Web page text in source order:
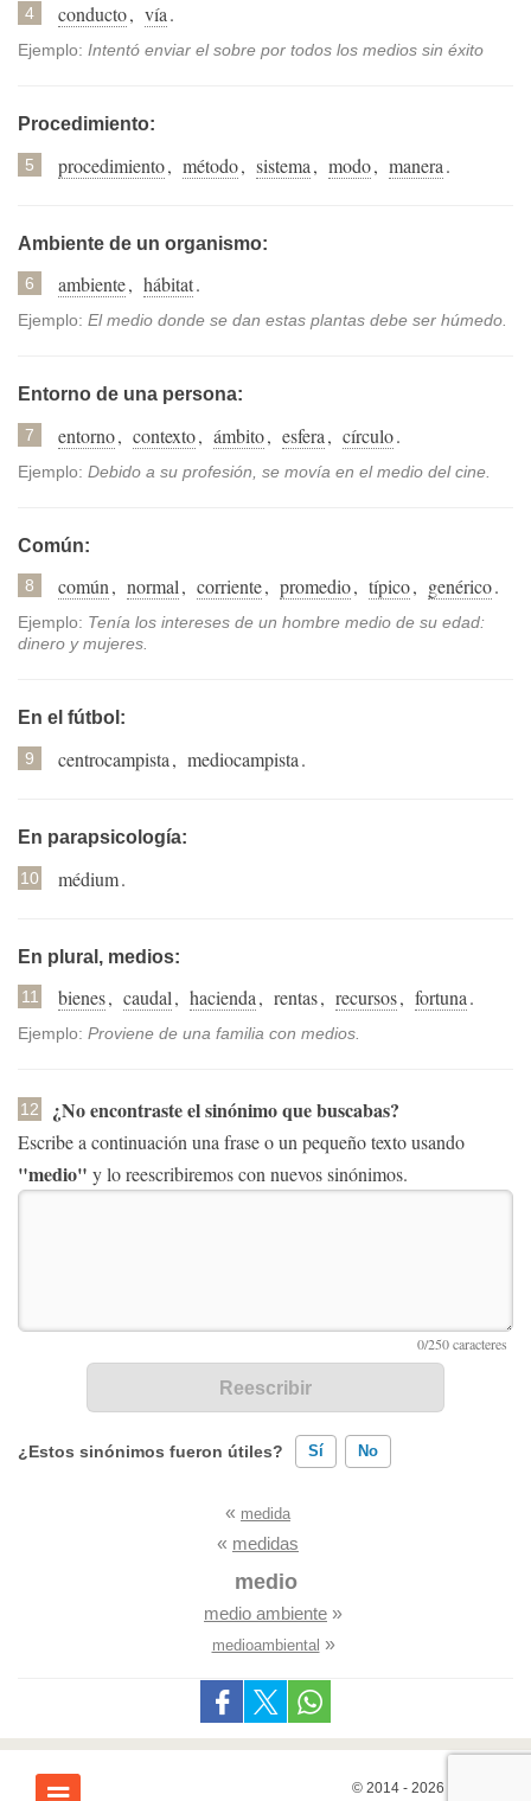
4 conducto, vía.
Ejemplo: Intentó enviar el sobre por todos los medios sin éxito
Procedimiento:
5 procedimiento, método, sistema, modo, manera.
Ambiente de un organismo:
6 ambiente, hábitat.
Ejemplo: El medio donde se dan estas plantas debe ser húmedo.
Entorno de una persona:
7 entorno, contexto, ámbito, esfera, círculo.
Ejemplo: Debido a su profesión, se movía en el medio del cine.
Común:
8 común, normal, corriente, promedio, típico, genérico.
Ejemplo: Tenía los intereses de un hombre medio de su edad:
dinero y mujeres.
En el fútbol:
9 centrocampista, mediocampista.
En parapsicología:
10 médium.
En plural, medios:
11 bienes, caudal, hacienda, rentas, recursos, fortuna.
Ejemplo: Proviene de una familia con medios.
12 ¿No encontraste el sinónimo que buscabas?
Escribe a continuación una frase o un pequeño texto usando
"medio" y lo reescribiremos con nuevos sinónimos.
¿Estos sinónimos fueron útiles? Sí No
Existen sinónimos incorrectos
Ninguno de los sinónimos presentados me ayudó
« medida
« medidas
medio
medio ambiente »
medioambiental »
© 2014 - 2026